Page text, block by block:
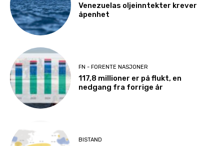
Venezuelas oljeinntekter krever
åpenhet
FN - FORENTE NASJONER
117,8 millioner er på flukt, en
nedgang fra forrige år
BISTAND